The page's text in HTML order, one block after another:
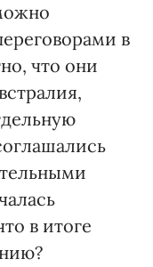
в
что они
в итоге